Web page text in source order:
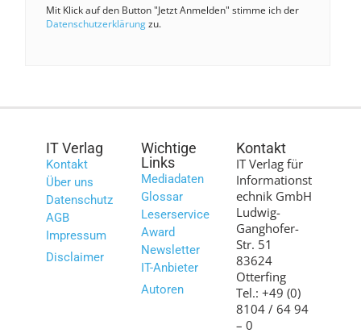
Mit Klick auf den Button "Jetzt Anmelden" stimme ich der
Datenschutzerklärungzu.
IT Verlag
Kontakt
Über uns
Datenschutz
AGB
Impressum
Disclaimer
Wichtige
Links
Mediadaten
Glossar
Leserservice
Award
Newsletter
IT-Anbieter
Autoren
Kontakt
IT Verlag für
Informationst
echnik GmbH
Ludwig-
Ganghofer-
Str. 51
83624
Otterfing
Tel.: +49 (0)
8104 / 64 94
– 0